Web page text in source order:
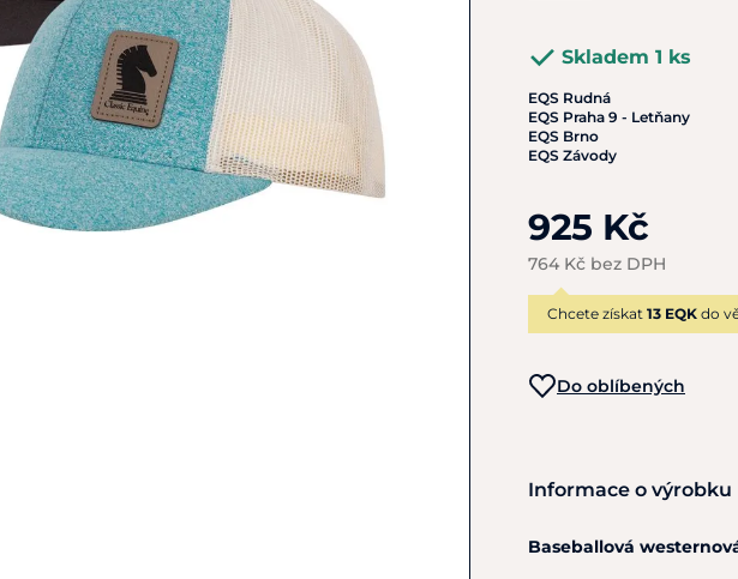
Skladem 1 ks
EQS Rudná
EQS Praha 9 - Letňany
EQS Brno
EQS Závody
925 Kč
764 Kč bez DPH
Chcete získat 13 EQK do
Do oblíbených
Informace o výrobku
Baseballová